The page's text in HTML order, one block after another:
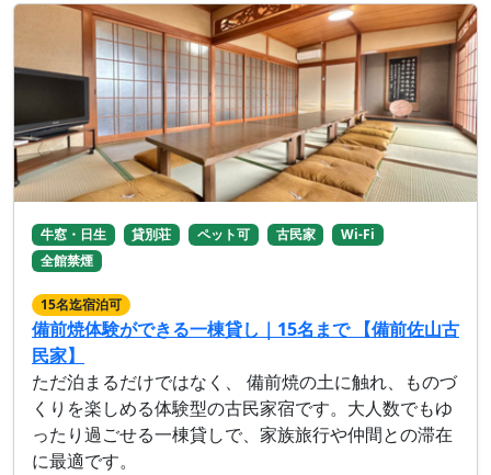
牛窓・日生 貸別荘 ペット可 古民家
Wi-Fi
全館禁煙
15名迄宿泊可
備前焼体験ができる一棟貸し｜15名まで 【備前佐山古
民家】
ただ泊まるだけではなく、 備前焼の土に触れ、ものづ
くりを楽しめる体験型の古民家宿です。大人数でもゆ
ったり過ごせる一棟貸しで、家族旅行や仲間との滞在
に最適です。